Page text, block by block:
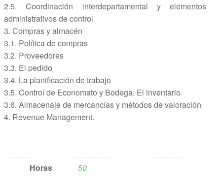
2.5. Coordinación interdepartamental y elementos
administrativos de control
3. Compras y almacén
3.1. Política de compras
3.2. Proveedores
3.3. El pedido
3.4. La planificación de trabajo
3.5. Control de Economato y Bodega. El inventario
3.6. Almacenaje de mercancías y métodos de valoración
4. Revenue Management.
Horas 50